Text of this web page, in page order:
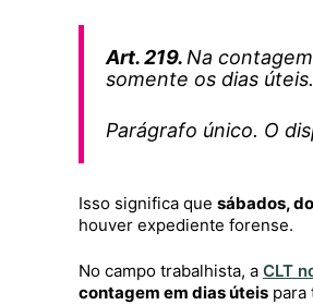
Art. 219. Na
somente os dias úteis.
Parágrafo único. O
Isso significa que sábados,
houver expediente forense.
No campo trabalhista, a CLT
contagem em dias úteis para